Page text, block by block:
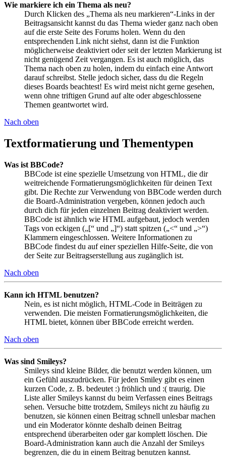
Wie markiere ich ein Thema als neu?
Durch Klicken des „Thema als neu markieren“-Links in der
Beitragsansicht kannst du das Thema wieder ganz nach oben
auf die erste Seite des Forums holen. Wenn du den
entsprechenden Link nicht siehst, dann ist die Funktion
möglicherweise deaktiviert oder seit der letzten Markierung ist
nicht genügend Zeit vergangen. Es ist auch möglich, das
Thema nach oben zu holen, indem du einfach eine Antwort
darauf schreibst. Stelle jedoch sicher, dass du die Regeln
dieses Boards beachtest! Es wird meist nicht gerne gesehen,
wenn ohne triftigen Grund auf alte oder abgeschlossene
Themen geantwortet wird.
Nach oben
Textformatierung und Thementypen
Was ist BBCode?
BBCode ist eine spezielle Umsetzung von HTML, die dir
weitreichende Formatierungsmöglichkeiten für deinen Text
gibt. Die Rechte zur Verwendung von BBCode werden durch
die Board-Administration vergeben, können jedoch auch
durch dich für jeden einzelnen Beitrag deaktiviert werden.
BBCode ist ähnlich wie HTML aufgebaut, jedoch werden
Tags von eckigen („[“ und „]“) statt spitzen („<“ und „>“)
Klammern eingeschlossen. Weitere Informationen zu
BBCode findest du auf einer speziellen Hilfe-Seite, die von
der Seite zur Beitragserstellung aus zugänglich ist.
Nach oben
Kann ich HTML benutzen?
Nein, es ist nicht möglich, HTML-Code in Beiträgen zu
verwenden. Die meisten Formatierungsmöglichkeiten, die
HTML bietet, können über BBCode erreicht werden.
Nach oben
Was sind Smileys?
Smileys sind kleine Bilder, die benutzt werden können, um
ein Gefühl auszudrücken. Für jeden Smiley gibt es einen
kurzen Code, z. B. bedeutet :) fröhlich und :( traurig. Die
Liste aller Smileys kannst du beim Verfassen eines Beitrags
sehen. Versuche bitte trotzdem, Smileys nicht zu häufig zu
benutzen, sie können einen Beitrag schnell unlesbar machen
und ein Moderator könnte deshalb deinen Beitrag
entsprechend überarbeiten oder gar komplett löschen. Die
Board-Administration kann auch die Anzahl der Smileys
begrenzen, die du in einem Beitrag benutzen kannst.